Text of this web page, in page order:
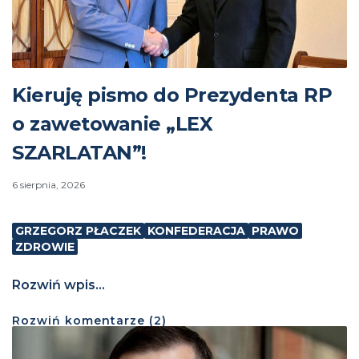
Kieruję pismo do Prezydenta RP
o zawetowanie „LEX
SZARLATAN”!
6 sierpnia, 2026
GRZEGORZ PŁACZEK KONFEDERACJA PRAWO
ZDROWIE
Rozwiń wpis...
Rozwiń komentarze (2)